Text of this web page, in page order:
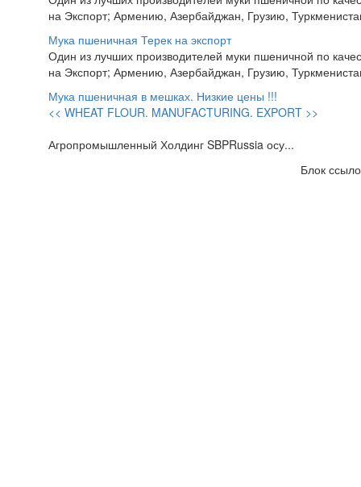
на Экспорт; Армению, Азербайджан, Грузию,
Мука пшеничная Терек на экспорт
Один из лучших производителей муки пшеничной по
на Экспорт; Армению, Азербайджан, Грузию,
Мука пшеничная в мешках. Низкие цены !!!
<< WHEAT FLOUR. MANUFACTURING. EXPORT >>
Агропромышленный Холдинг SBPRussia осу...
Блок